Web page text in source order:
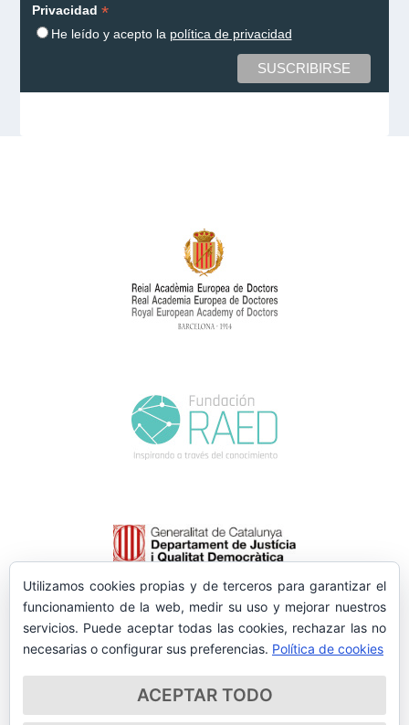
Privacidad *
He leído y acepto la política de privacidad
Utilizamos cookies propias y de terceros para garantizar el
funcionamiento de la web, medir su uso y mejorar nuestros
servicios. Puede aceptar todas las cookies, rechazar las no
necesarias o configurar sus preferencias. Política de cookies
ACEPTAR TODO